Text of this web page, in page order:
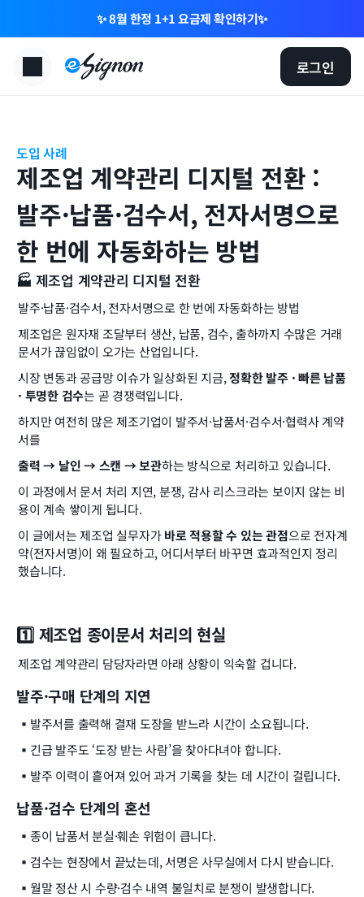
✨ 8월 한정 1+1 요금제 확인하기✨
로그인
도입 사례
제조업 계약관리 디지털 전환 :
발주·납품·검수서, 전자서명으로
한 번에 자동화하는 방법
🏭 제조업 계약관리 디지털 전환
발주·납품·검수서, 전자서명으로 한 번에 자동화하는 방법
제조업은 원자재 조달부터 생산, 납품, 검수, 출하까지 수많은 거래
문서가 끊임없이 오가는 산업입니다.
시장 변동과 공급망 이슈가 일상화된 지금, 정확한 발주 · 빠른 납품
· 투명한 검수는 곧 경쟁력입니다.
하지만 여전히 많은 제조기업이 발주서·납품서·검수서·협력사 계약
서를
출력 → 날인 → 스캔 → 보관하는 방식으로 처리하고 있습니다.
이 과정에서 문서 처리 지연, 분쟁, 감사 리스크라는 보이지 않는 비
용이 계속 쌓이게 됩니다.
이 글에서는 제조업 실무자가 바로 적용할 수 있는 관점으로 전자계
약(전자서명)이 왜 필요하고, 어디서부터 바꾸면 효과적인지 정리
했습니다.
1️⃣ 제조업 종이문서 처리의 현실
제조업 계약관리 담당자라면 아래 상황이 익숙할 겁니다.
발주·구매 단계의 지연
▪️ 발주서를 출력해 결재 도장을 받느라 시간이 소요됩니다.
▪️ 긴급 발주도 ‘도장 받는 사람’을 찾아다녀야 합니다.
▪️ 발주 이력이 흩어져 있어 과거 기록을 찾는 데 시간이 걸립니다.
납품·검수 단계의 혼선
▪️ 종이 납품서 분실·훼손 위험이 큽니다.
▪️ 검수는 현장에서 끝났는데, 서명은 사무실에서 다시 받습니다.
▪️ 월말 정산 시 수량·검수 내역 불일치로 분쟁이 발생합니다.